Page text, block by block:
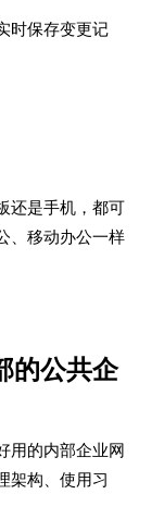
时保存变更记
还是手机，都可
、移动办公一样
的公共企
用的内部企业网
架构、使用习